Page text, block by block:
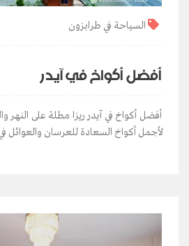
السياحة في طرابزون
أفضل أكواخ في آيدر
لأجمل أكواخ السعادة للعرسان والعوائل